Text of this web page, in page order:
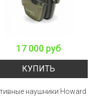
17 000 руб
КУПИТЬ
наушники Howard